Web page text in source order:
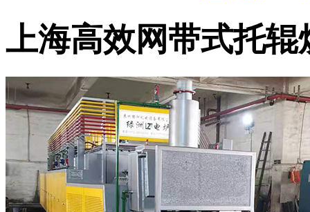
上海高效网带式托辊